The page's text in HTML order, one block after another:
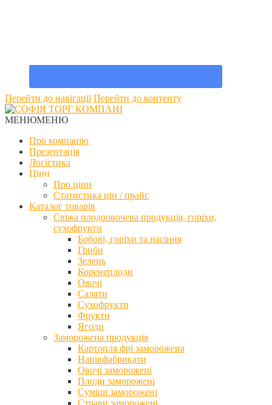
Перейти до навігації Перейти до контенту
МЕНЮМЕНЮ
Про компанію
Презентація
Логістика
Ціни
Про ціни
Статистика цін / прайс
Каталог товарів
Свіжа плодоовочева продукція, горіхи,
сухофрукти
Бобові, горіхи та насіння
Гриби
Зелень
Коренеплоди
Овочі
Салати
Сухофрукти
Фрукти
Ягоди
Заморожена продукція
Картопля фрі заморожена
Напівфабрикати
Овочі заморожені
Плоди заморожені
Суміші заморожені
Страви заморожені